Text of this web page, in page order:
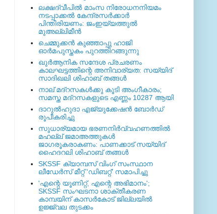
ലക്ഷദ്വീപില്‍ മാംസ നിരോധനനിയമം
നടപ്പാക്കല്‍ കേന്ദ്രസര്‍ക്കാര്‍
പിന്തിരിയണം: ജംഇയ്യത്തുല്‍
മുഅല്ലിമീന്‍
ചെമ്മുക്കന്‍ കുഞ്ഞാപ്പു ഹാജി
ഓര്‍മപുസ്തകം പുറത്തിറങ്ങുന്നു
ഖുര്‍ആനിക സന്ദേശ പ്രചരണം
കാലഘട്ടത്തിന്റെ അനിവാര്യത: സയ്യിദ്
സാദിഖലി ശിഹാബ് തങ്ങള്‍
നാല് മദ്‌റസകള്‍ക്കു കൂടി അംഗീകാരം;
സമസ്ത മദ്‌റസകളുടെ എണ്ണം 10287 ആയി
ദാറുല്‍ഹുദാ എജ്യുക്കേഷന്‍ ബോര്‍ഡ്
രൂപീകരിച്ചു
സുധാര്യമായ ഭരണനിര്‍വ്വഹണത്തില്‍
മഹല്ല് ജമാഅത്തുകള്‍
ജാഗരൂകരാകണം: പാണക്കാട് സയ്യിദ്
ഹൈദറലി ശിഹാബ് തങ്ങള്‍
SKSSF ക്യാമ്പസ് വിംഗ് സംസ്ഥാന
ലീഡേർസ് മീറ്റ് 'ഡിബറ്റ്' സമാപിച്ചു
'എന്റെ യൂണിറ്റ്, എന്റെ അഭിമാനം';
SKSSF സംഘടനാ ശാക്തീകരണ
കാമ്പയിന് കാസര്‍കോട് ജില്ലയില്‍
ഉജ്ജ്വല തുടക്കം